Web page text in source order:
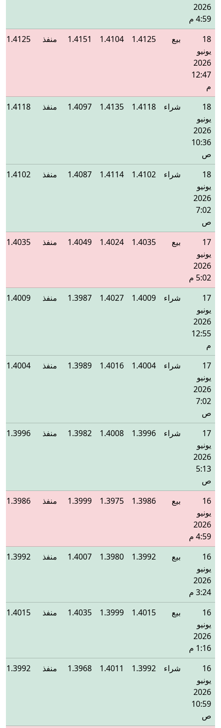
2026
4:59 م
18
يونيو
2026
12:47
م
بيع 1.4125
1.4104
1.4151 منفذ 1.4125
18
يونيو
2026
10:36
ص
شراء 1.4118
1.4135
1.4097 منفذ 1.4118
18
يونيو
2026
7:02
ص
شراء 1.4102
1.4114
1.4087 منفذ 1.4102
17
يونيو
2026
5:02 م
بيع 1.4035
1.4024
1.4049 منفذ 1.4035
17
يونيو
2026
12:55
م
شراء 1.4009
1.4027
1.3987 منفذ 1.4009
17
يونيو
2026
7:02
ص
شراء 1.4004
1.4016
1.3989 منفذ 1.4004
17
يونيو
2026
5:13
ص
شراء 1.3996
1.4008
1.3982 منفذ 1.3996
16
يونيو
2026
4:59 م
بيع 1.3986
1.3975
1.3999 منفذ 1.3986
16
يونيو
2026
3:24 م
بيع 1.3992
1.3980
1.4007 منفذ 1.3992
16
يونيو
2026
1:16 م
بيع 1.4015
1.3999
1.4035 منفذ 1.4015
16
يونيو
2026
10:59
ص
شراء 1.3992
1.4011
1.3968 منفذ 1.3992